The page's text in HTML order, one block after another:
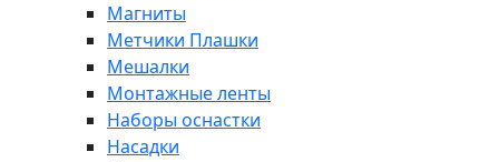
Магниты
Метчики Плашки
Мешалки
Монтажные ленты
Наборы оснастки
Насадки